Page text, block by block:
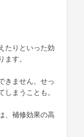
たりといった効
ます。
きません。せっ
まうことも。
、補修効果の高